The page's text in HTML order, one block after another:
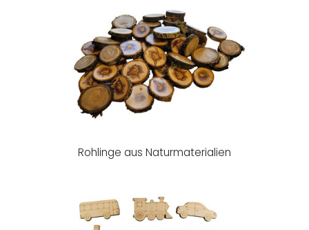
Rohlinge aus Naturmaterialien